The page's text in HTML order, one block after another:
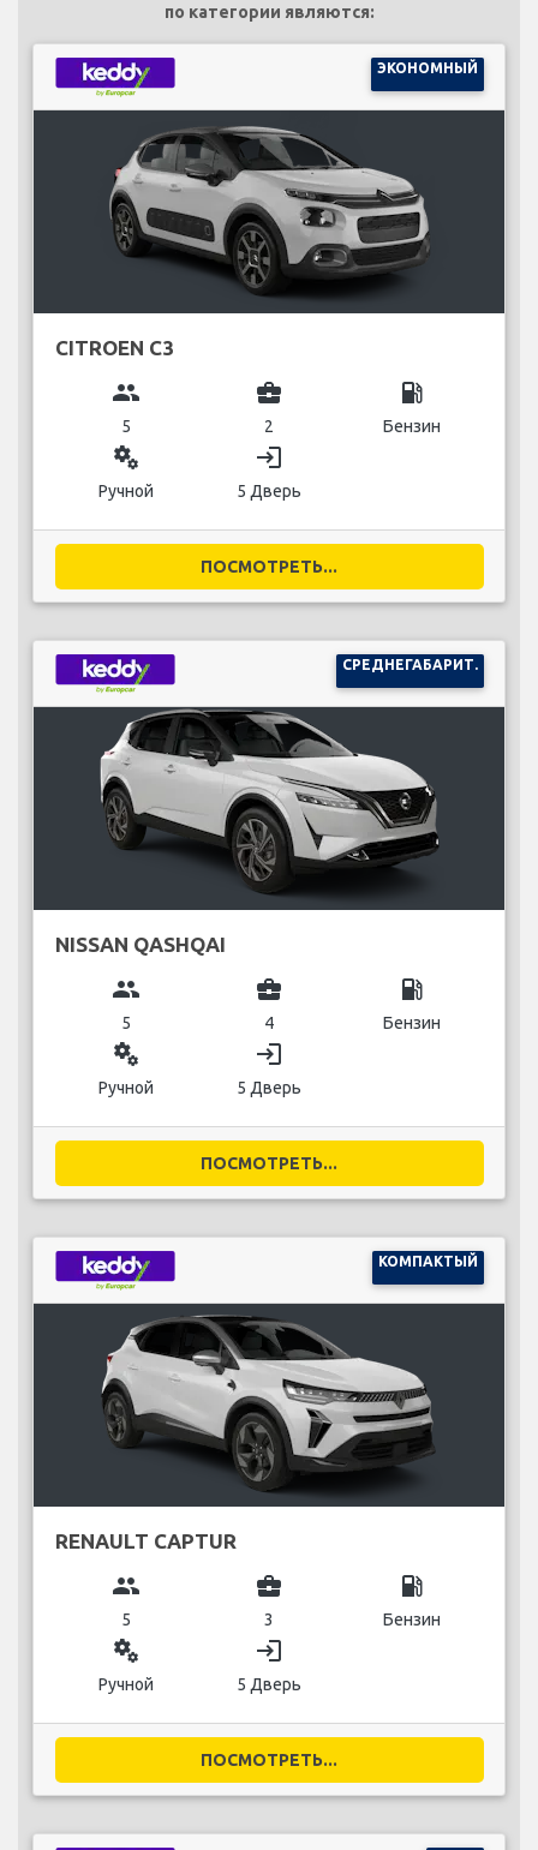
по категории являются:
ЭКОНОМНЫЙ
CITROEN C3
group
5
business_center
2
local_gas_station
Бензин
miscellaneous_services
Ручной
login
5 Дверь
ПОСМОТРЕТЬ...
СРЕДНЕГАБАРИТ.
NISSAN QASHQAI
group
5
business_center
4
local_gas_station
Бензин
miscellaneous_services
Ручной
login
5 Дверь
ПОСМОТРЕТЬ...
КОМПАКТЫЙ
RENAULT CAPTUR
group
5
business_center
3
local_gas_station
Бензин
miscellaneous_services
Ручной
login
5 Дверь
ПОСМОТРЕТЬ...